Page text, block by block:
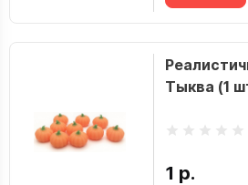
Тыква (1
1 р.